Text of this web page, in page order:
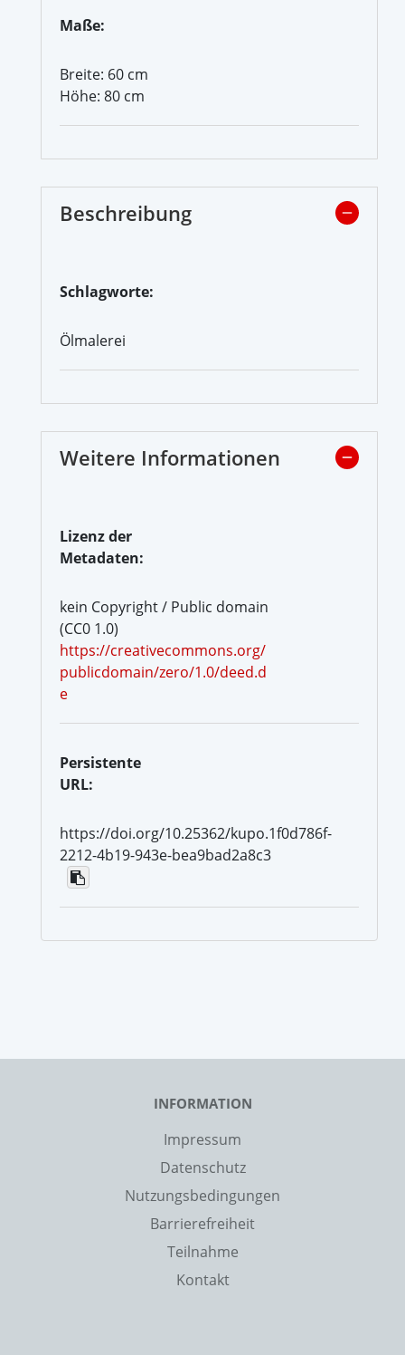
Maße:
Breite: 60 cm
Höhe: 80 cm
Beschreibung
Schlagworte:
Ölmalerei
Weitere Informationen
Lizenz der
Metadaten:
kein Copyright / Public domain
(CC0 1.0)
https://creativecommons.org/
publicdomain/zero/1.0/deed.d
e
Persistente
URL:
https://doi.org/10.25362/kupo.1f0d786f-
2212-4b19-943e-bea9bad2a8c3
INFORMATION
Impressum
Datenschutz
Nutzungsbedingungen
Barrierefreiheit
Teilnahme
Kontakt